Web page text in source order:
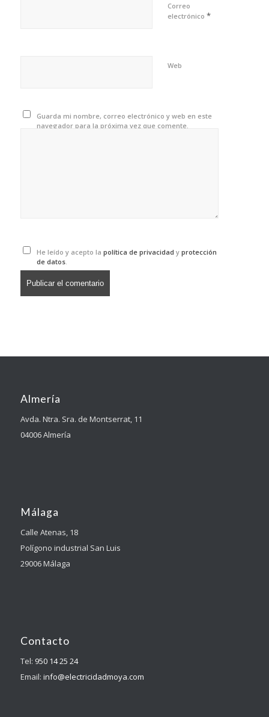
Correo
electrónico *
Web
Guarda mi nombre, correo electrónico y web en este
navegador para la próxima vez que comente.
He leído y acepto lapolítica de privacidad yprotección
de datos
Almería
Avda. Ntra. Sra. de Montserrat, 11
04006 Almería
Málaga
Calle Atenas, 18
Polígono industrial San Luis
29006 Málaga
Contacto
Tel: 950 14 25 24
Email: info@electricidadmoya.com